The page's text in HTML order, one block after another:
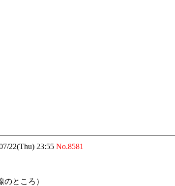
22(Thu) 23:55 No.8581
ところ）